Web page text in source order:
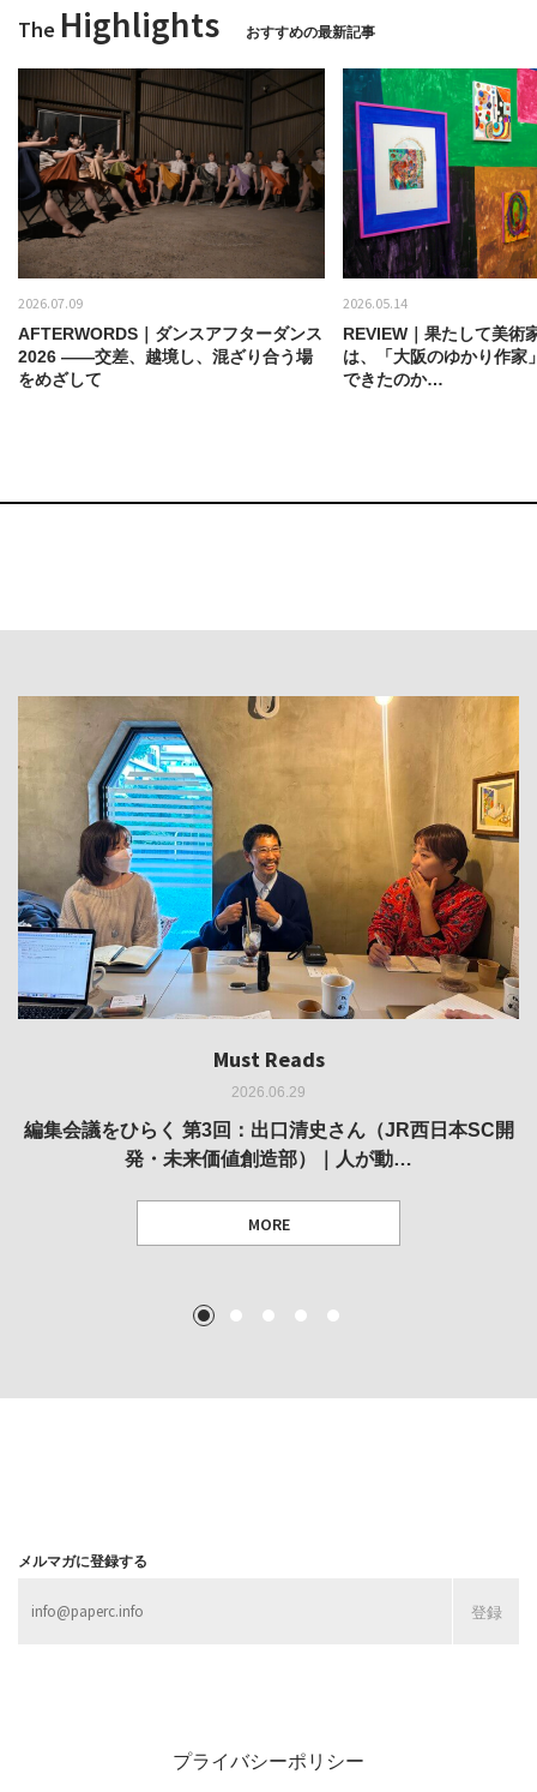
The Highlights おすすめの最新記事
2026.07.09
AFTERWORDS｜ダンスアフターダンス
2026 ——交差、越境し、混ざり合う場
をめざして
2026.05.14
REVIEW｜果たして美術
は、「大阪のゆかり作家
できたのか…
Must Reads
2026.06.29
編集会議をひらく 第3回：出口清史さん（JR西日本SC開
発・未来価値創造部）｜人が動…
MORE
Must Reads
2026.05.14
REVIEW｜果たして美術家・梅津庸一は、「大阪のゆかり
作家」となることができたのか…
Must Reads
2026.03.11
REPORT｜博覧会の残像
MORE
Must Reads
2026.02.25
REVIEW｜菊池聡太朗 個展「余りの風景」
MORE
Must Reads
2025.10.01
REVIEW｜生の存在証明としての線——「ライフライン」
展
1 2 3 4 5
メルマガに登録する
プライバシーポリシー